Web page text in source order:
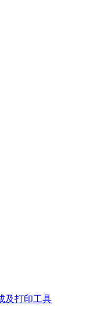
及打印工具